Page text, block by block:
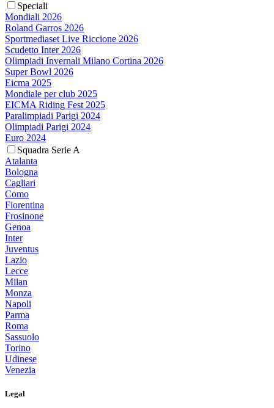
Speciali
Mondiali 2026
Roland Garros 2026
Sportmediaset Live Riccione 2026
Scudetto Inter 2026
Olimpiadi Invernali Milano Cortina 2026
Super Bowl 2026
Eicma 2025
Mondiale per club 2025
EICMA Riding Fest 2025
Paralimpiadi Parigi 2024
Olimpiadi Parigi 2024
Euro 2024
Squadra Serie A
Atalanta
Bologna
Cagliari
Como
Fiorentina
Frosinone
Genoa
Inter
Juventus
Lazio
Lecce
Milan
Monza
Napoli
Parma
Roma
Sassuolo
Torino
Udinese
Venezia
Legal